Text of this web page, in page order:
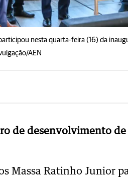
nesta quarta-feira (16) da
AEN
de desenvolvimento
Massa Ratinho Junior